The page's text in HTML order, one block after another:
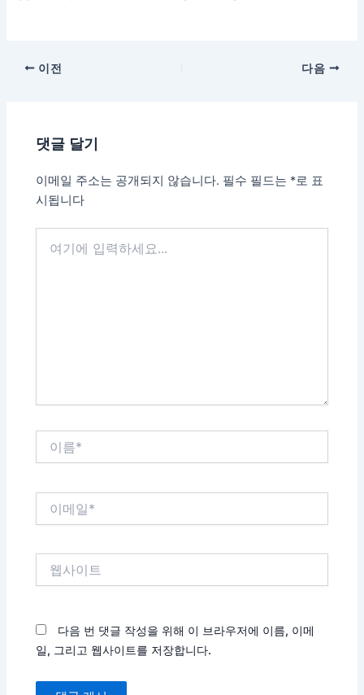
이전 다음
댓글 달기
이메일 주소는 공개되지 않습니다. 필수 필드는 *로 표
시됩니다
다음 번 댓글 작성을 위해 이 브라우저에 이름, 이메
일, 그리고 웹사이트를 저장합니다.